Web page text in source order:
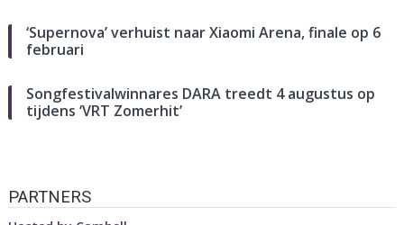
‘Supernova’ verhuist naar Xiaomi Arena, finale op 6
februari
Songfestivalwinnares DARA treedt 4 augustus op
tijdens ‘VRT Zomerhit’
PARTNERS